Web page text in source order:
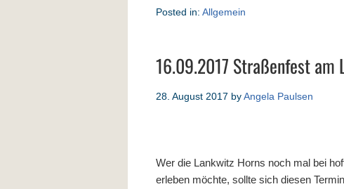
Posted in: Allgemein
16.09.2017 Straßenfest am
28. August 2017 byAngela Paulsen
Wer die Lankwitz Horns noch mal bei
erleben möchte, sollte sich diesen